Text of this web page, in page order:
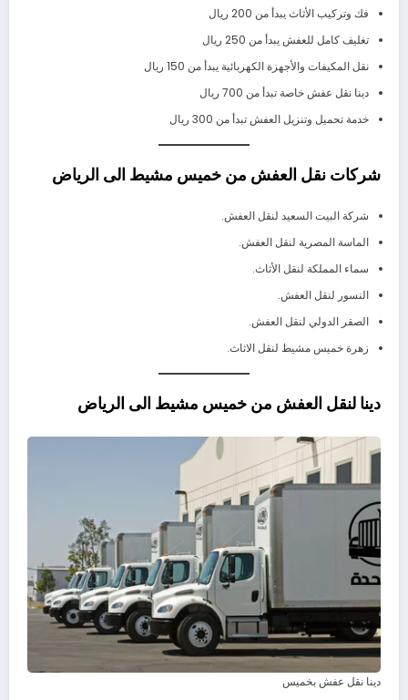
فك وتركيب الأثاث يبدأ من 200 ريال
تغليف كامل للعفش يبدأ من 250 ريال
نقل المكيفات والأجهزة الكهربائية يبدأ من 150 ريال
دينا نقل عفش خاصة تبدأ من 700 ريال
خدمة تحميل وتنزيل العفش تبدأ من 300 ريال
شركات نقل العفش من خميس مشيط الى الرياض
شركة البيت السعيد لنقل العفش.
الماسة المصرية لنقل العفش.
سماء المملكة لنقل الأثاث.
النسور لنقل العفش.
الصقر الدولي لنقل العفش.
زهرة خميس مشيط لنقل الاثاث.
دينا لنقل العفش من خميس مشيط الى الرياض
دينا نقل عفش بخميس